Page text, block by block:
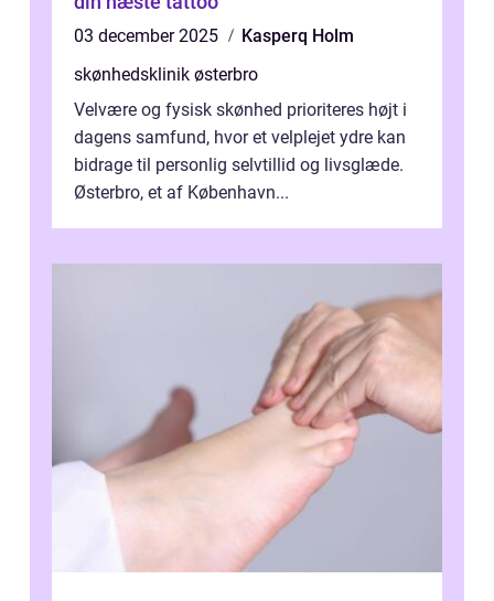
03 december 2025
Kasperq Holm
skønhedsklinik østerbro
Velvære og fysisk skønhed prioriteres højt i
dagens samfund, hvor et velplejet ydre kan
bidrage til personlig selvtillid og livsglæde.
Østerbro, et af København...